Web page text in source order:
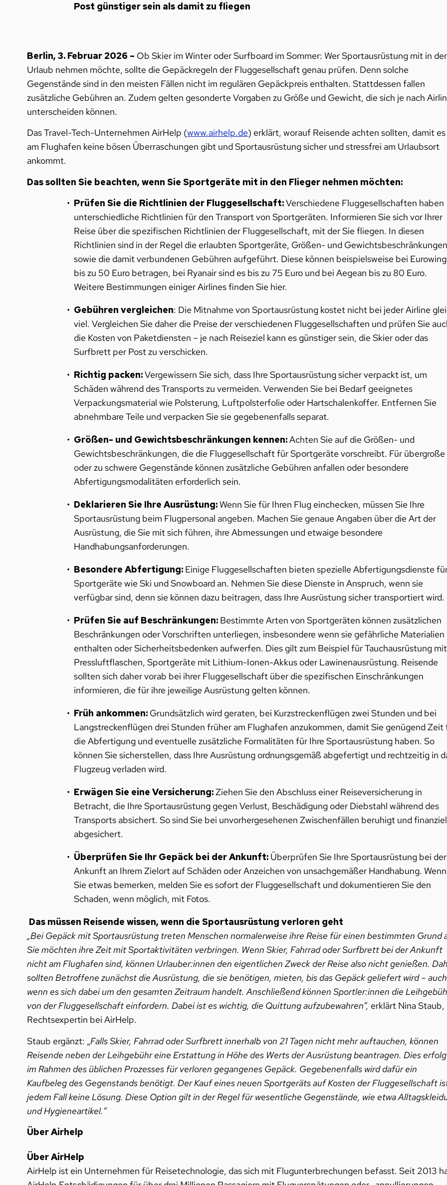
Post günstiger sein als damit zu fliegen
Berlin, 3. Februar 2026 – Ob Skier im Winter oder Surfboard im Sommer: Wer Sportausrüstung mit in
Urlaub nehmen möchte, sollte die Gepäckregeln der Fluggesellschaft genau prüfen. Denn solche
Gegenstände sind in den meisten Fällen nicht im regulären Gepäckpreis enthalten. Stattdessen fallen
zusätzliche Gebühren an. Zudem gelten gesonderte Vorgaben zu Größe und Gewicht, die sich je nach
unterscheiden können.
Das Travel-Tech-Unternehmen AirHelp (www.airhelp.de) erklärt, worauf Reisende achten sollten, damit es
am Flughafen keine bösen Überraschungen gibt und Sportausrüstung sicher und stressfrei am Urlaubsort
ankommt.
Das sollten Sie beachten, wenn Sie Sportgeräte mit in den Flieger nehmen möchten:
Prüfen Sie die Richtlinien der Fluggesellschaft:Verschiedene Fluggesellschaften haben
unterschiedliche Richtlinien für den Transport von Sportgeräten. Informieren Sie sich vor Ihrer
Reise über die spezifischen Richtlinien der Fluggesellschaft, mit der Sie fliegen. In diesen
Richtlinien sind in der Regel die erlaubten Sportgeräte, Größen- und Gewichtsbeschränkungen
sowie die damit verbundenen Gebühren aufgeführt. Diese können beispielsweise bei
bis zu 50 Euro betragen, bei Ryanair sind es bis zu 75 Euro und bei Aegean bis zu 80 Euro.
Weitere Bestimmungen einiger Airlines finden Sie hier.
Gebühren vergleichen: Die Mitnahme von Sportausrüstung kostet nicht bei jeder Airline
viel. Vergleichen Sie daher die Preise der verschiedenen Fluggesellschaften und prüfen Sie
die Kosten von Paketdiensten – je nach Reiseziel kann es günstiger sein, die Skier oder das
Surfbrett per Post zu verschicken.
Richtig packen:Vergewissern Sie sich, dass Ihre Sportausrüstung sicher verpackt ist, um
Schäden während des Transports zu vermeiden. Verwenden Sie bei Bedarf geeignetes
Verpackungsmaterial wie Polsterung, Luftpolsterfolie oder Hartschalenkoffer. Entfernen Sie
abnehmbare Teile und verpacken Sie sie gegebenenfalls separat.
Größen- und Gewichtsbeschränkungen kennen:Achten Sie auf die Größen- und
Gewichtsbeschränkungen, die die Fluggesellschaft für Sportgeräte vorschreibt. Für übergroße
oder zu schwere Gegenstände können zusätzliche Gebühren anfallen oder besondere
Abfertigungsmodalitäten erforderlich sein.
Deklarieren Sie Ihre Ausrüstung:Wenn Sie für Ihren Flug einchecken, müssen Sie Ihre
Sportausrüstung beim Flugpersonal angeben. Machen Sie genaue Angaben über die Art der
Ausrüstung, die Sie mit sich führen, ihre Abmessungen und etwaige besondere
Handhabungsanforderungen.
Besondere Abfertigung:Einige Fluggesellschaften bieten spezielle Abfertigungsdienste
Sportgeräte wie Ski und Snowboard an. Nehmen Sie diese Dienste in Anspruch, wenn sie
verfügbar sind, denn sie können dazu beitragen, dass Ihre Ausrüstung sicher transportiert wird.
Prüfen Sie auf Beschränkungen:Bestimmte Arten von Sportgeräten können zusätzlichen
Beschränkungen oder Vorschriften unterliegen, insbesondere wenn sie gefährliche Materialien
enthalten oder Sicherheitsbedenken aufwerfen. Dies gilt zum Beispiel für Tauchausrüstung mit
Pressluftflaschen, Sportgeräte mit Lithium-Ionen-Akkus oder Lawinenausrüstung. Reisende
sollten sich daher vorab bei ihrer Fluggesellschaft über die spezifischen Einschränkungen
informieren, die für ihre jeweilige Ausrüstung gelten können.
Früh ankommen: Grundsätzlich wird geraten, bei Kurzstreckenflügen zwei Stunden und bei
Langstreckenflügen drei Stunden früher am Flughafen anzukommen, damit Sie genügend Zeit
die Abfertigung und eventuelle zusätzliche Formalitäten für Ihre Sportausrüstung haben. So
können Sie sicherstellen, dass Ihre Ausrüstung ordnungsgemäß abgefertigt und rechtzeitig in
Flugzeug verladen wird.
Erwägen Sie eine Versicherung:Ziehen Sie den Abschluss einer Reiseversicherung in
Betracht, die Ihre Sportausrüstung gegen Verlust, Beschädigung oder Diebstahl während des
Transports absichert. So sind Sie bei unvorhergesehenen Zwischenfällen beruhigt und
abgesichert.
Überprüfen Sie Ihr Gepäck bei der Ankunft:Überprüfen Sie Ihre Sportausrüstung bei der
Ankunft an Ihrem Zielort auf Schäden oder Anzeichen von unsachgemäßer Handhabung. Wenn
Sie etwas bemerken, melden Sie es sofort der Fluggesellschaft und dokumentieren Sie den
Schaden, wenn möglich, mit Fotos.
Das müssen Reisende wissen, wenn die Sportausrüstung verloren geht
„Bei Gepäck mit Sportausrüstung treten Menschen normalerweise ihre Reise für einen bestimmten Grund
Sie möchten ihre Zeit mit Sportaktivitäten verbringen. Wenn Skier, Fahrrad oder Surfbrett bei der Ankunft
nicht am Flughafen sind, können Urlauber:innen den eigentlichen Zweck der Reise also nicht genießen.
sollten Betroffene zunächst die Ausrüstung, die sie benötigen, mieten, bis das Gepäck geliefert wird – auch
wenn es sich dabei um den gesamten Zeitraum handelt. Anschließend können Sportler:innen die
von der Fluggesellschaft einfordern. Dabei ist es wichtig, die Quittung aufzubewahren“, erklärt Nina Staub,
Rechtsexpertin bei AirHelp.
Staub ergänzt: „Falls Skier, Fahrrad oder Surfbrett innerhalb von 21 Tagen nicht mehr auftauchen, können
Reisende neben der Leihgebühr eine Erstattung in Höhe des Werts der Ausrüstung beantragen. Dies
im Rahmen des üblichen Prozesses für verloren gegangenes Gepäck. Gegebenenfalls wird dafür ein
Kaufbeleg des Gegenstands benötigt. Der Kauf eines neuen Sportgeräts auf Kosten der Fluggesellschaft
jedem Fall keine Lösung. Diese Option gilt in der Regel für wesentliche Gegenstände, wie etwa
und Hygieneartikel.“
Über Airhelp
Über AirHelp
AirHelp ist ein Unternehmen für Reisetechnologie, das sich mit Flugunterbrechungen befasst. Seit 2013